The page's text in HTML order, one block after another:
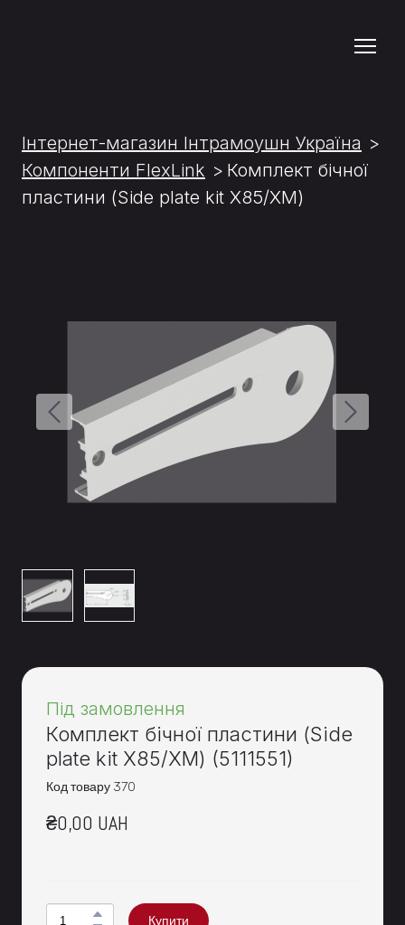
Інтернет-магазин Інтрамоушн Україна
Компоненти FlexLink
Комплект бічної
пластини (Side plate kit X85/XM)
Під замовлення
Комплект бічної пластини (Side
plate kit X85/XM) (5111551)
Код товару 370
₴0,00 UAH
Купити